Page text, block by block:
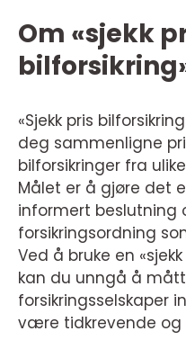
Om «sjekk
«Sjekk pris
deg sammenligne
bilforsikringer fra
Målet er å gjøre det
informert beslutning
forsikringsordning
Ved å bruke en
kan du unngå å
forsikringsselskaper
være tidkrevende og